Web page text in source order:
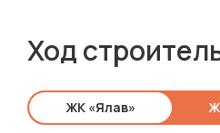
Ход
ЖК «Ялав»